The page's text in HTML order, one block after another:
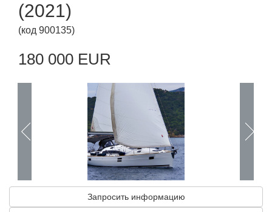
(2021)
(код 900135)
180 000 EUR
Запросить информацию